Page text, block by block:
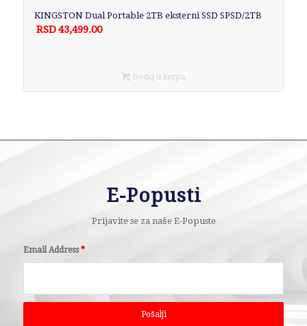
KINGSTON Dual Portable 2TB eksterni SSD SPSD/2TB
RSD43,499.00
Dodaj u korpu
E-Popusti
Prijavite se za naše E-Popuste
Email Address*